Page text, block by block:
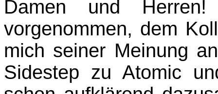
Damen und
vorgenommen, dem
mich seiner Meinung
Sidestep zu Atomic